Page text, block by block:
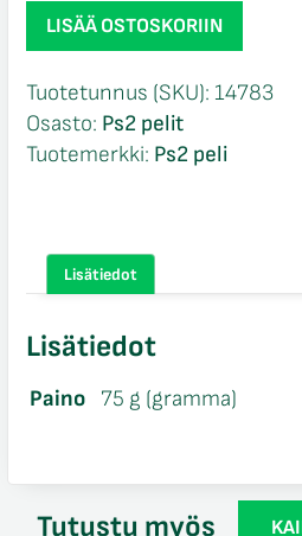
Midnight
Club
loose
Ps2
määrä
LISÄÄ OSTOSKORIIN
Tuotetunnus (SKU): 14783
Osasto: Ps2 pelit
Tuotemerkki: Ps2 peli
Lisätiedot
Lisätiedot
Paino 75 g (gramma)
Tutustu myös